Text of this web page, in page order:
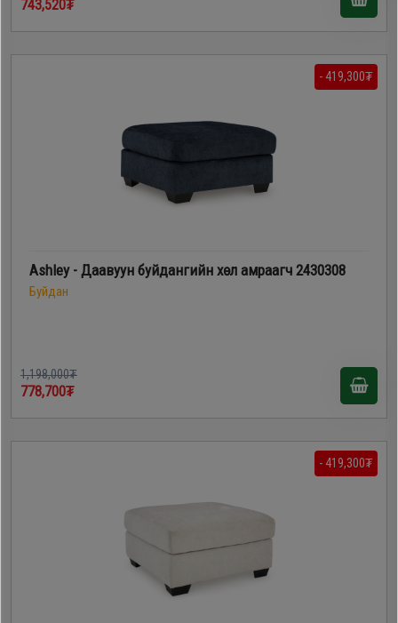
743,520₮
- 419,300₮
Ashley - Даавуун буйдангийн хөл амраагч 2430308
Буйдан
1,198,000₮
778,700₮
- 419,300₮